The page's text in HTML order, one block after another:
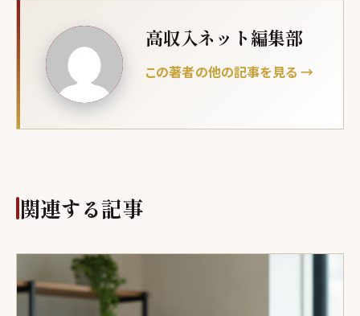
高収入ネット編集部
この著者の他の記事を見る →
関連する記事